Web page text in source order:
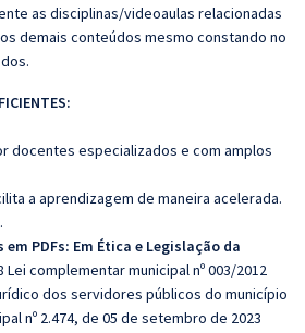
as disciplinas/videoaulas relacionadas
demais conteúdos mesmo constando no
docentes especializados e com amplos
a aprendizagem de maneira acelerada.
PDFs: Em Ética e Legislação da
Lei complementar municipal nº 003/2012
dos servidores públicos do município
nº 2.474, de 05 de setembro de 2023